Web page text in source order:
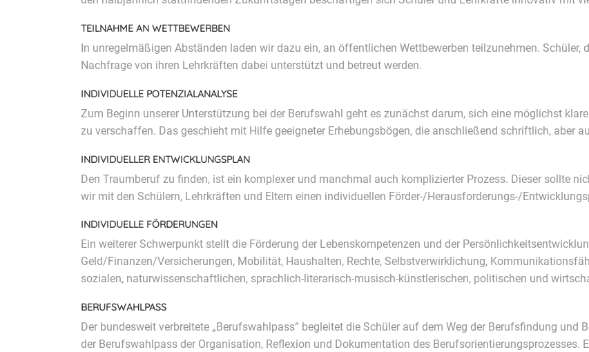
TEILNAHME AN WETTBEWERBEN
In unregelmäßigen Abständen laden wir dazu ein, an öffentlichen Wettbewerben teilzunehmen. Schüler,
Nachfrage von ihren Lehrkräften dabei unterstützt und betreut werden.
INDIVIDUELLE POTENZIALANALYSE
Zum Beginn unserer Unterstützung bei der Berufswahl geht es zunächst darum, sich eine möglichst
zu verschaffen. Das geschieht mit Hilfe geeigneter Erhebungsbögen, die anschließend schriftlich, aber
INDIVIDUELLER ENTWICKLUNGSPLAN
Den Traumberuf zu finden, ist ein komplexer und manchmal auch komplizierter Prozess. Dieser sollte
wir mit den Schülern, Lehrkräften und Eltern einen individuellen Förder-/Herausforderungs-/
INDIVIDUELLE FÖRDERUNGEN
Ein weiterer Schwerpunkt stellt die Förderung der Lebenskompetenzen und der
Geld/Finanzen/Versicherungen, Mobilität, Haushalten, Rechte, Selbstverwirklichung,
sozialen, naturwissenschaftlichen, sprachlich-literarisch-musisch-künstlerischen, politischen und
BERUFSWAHLPASS
Der bundesweit verbreitete „Berufswahlpass“ begleitet die Schüler auf dem Weg der Berufsfindung
der Berufswahlpass der Organisation, Reflexion und Dokumentation des Berufsorientierungsprozesses.